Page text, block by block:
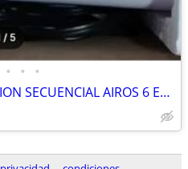
• • •
DISPOSITIVO DE COMPRESION SECUENCIAL AIROS 6 EN VENTA, NUEVO EN SU CAJ